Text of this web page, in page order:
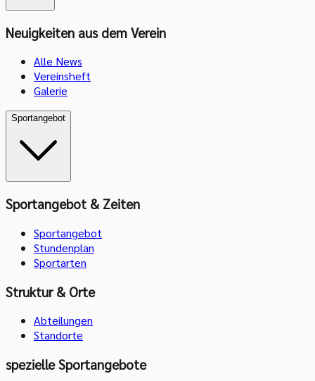
Neuigkeiten aus dem Verein
Alle News
Vereinsheft
Galerie
Sportangebot
Sportangebot & Zeiten
Sportangebot
Stundenplan
Sportarten
Struktur & Orte
Abteilungen
Standorte
spezielle Sportangebote